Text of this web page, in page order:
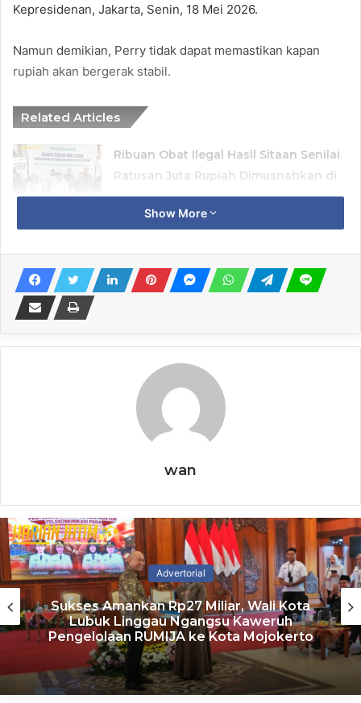
Kepresidenan, Jakarta, Senin, 18 Mei 2026.
Namun demikian, Perry tidak dapat memastikan kapan
rupiah akan bergerak stabil.
Related Articles
Ribuan Obat Ilegal Hasil Sitaan Senilai
Ratusan Juta Rupiah Dimusnahkan di
Surabaya
7 August 2026
Bulog Siapkan Pengalihan Sebagian
Cadangan Beras Pemerintah Jadi
Premium
Perkuat Hak Korban HAM Berat,
Komnas HAM Usul Badan Khusus
7 August 2026
Dinkes Kota Madiun Gelar Skrining
7 August 2026
Dalam kesempatan yang sama, Menteri Keuangan
(Menkeu) Purbaya Yudhi Sadewa melaporkan kepada
Presiden Prabowo terkait kondisi ekonomi Indonesia
dalam keadaan bagus.
Anggaran Pendapatan dan Belanja Negara (APBN) juga
cukup aman untuk mendukung program prioritas.
Selain itu, Purbaya juga menyebut bahwa pondasi fiskal
Show More
wan
Advertorial
Sukses Amankan Rp27 Miliar, Wali Kota
Lubuk Linggau Ngangsu Kaweruh
Pengelolaan RUMIJA ke Kota Mojokerto